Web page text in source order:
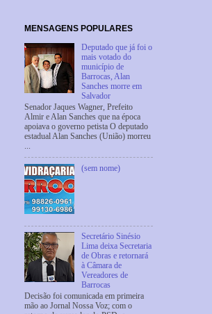
MENSAGENS POPULARES
Deputado que já foi o
mais votado do
município de
Barrocas, Alan
Sanches morre em
Salvador
Senador Jaques Wagner, Prefeito
Almir e Alan Sanches que na época
apoiava o governo petista O deputado
estadual Alan Sanches (União) morreu
...
(sem nome)
Secretário Sinésio
Lima deixa Secretaria
de Obras e retornará
à Câmara de
Vereadores de
Barrocas
Decisão foi comunicada em primeira
mão ao Jornal Nossa Voz; com o